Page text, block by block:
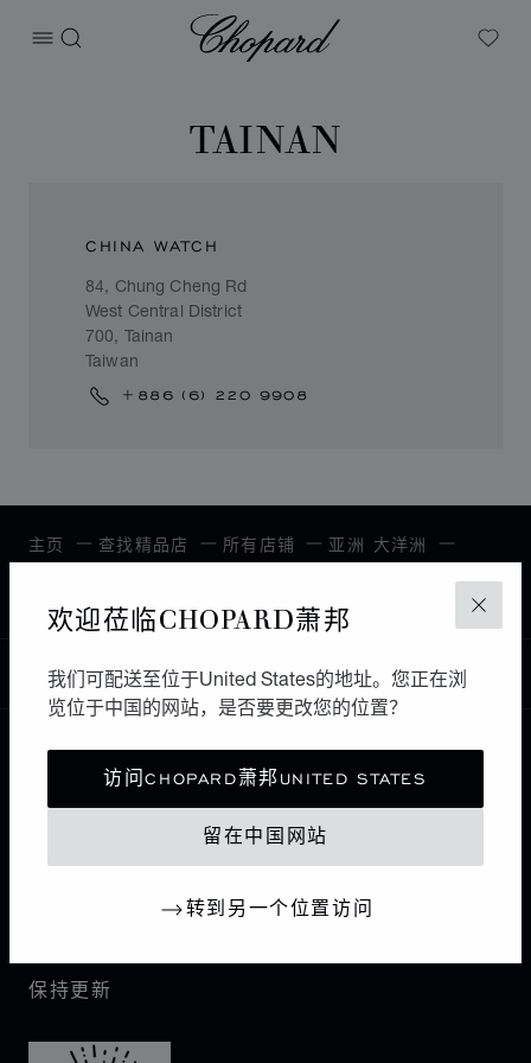
关闭
欢迎莅临CHOPARD萧邦
我们可配送至位于United States的地址。您正在浏
览位于中国的网站，是否要更改您的位置？
访问CHOPARD萧邦UNITED STATES
留在中国网站
转到另一个位置访问
打开菜单
搜索
Chopard
My
TAINAN
CHINA WATCH
84, Chung Cheng Rd
West Central District
700, Tainan
Taiwan
+886 (6) 220 9908
主页 查找精品店 所有店铺 亚洲 大洋洲
中国
本地化（更改国家/地区）
更改国家/地区
联系我们
保持更新